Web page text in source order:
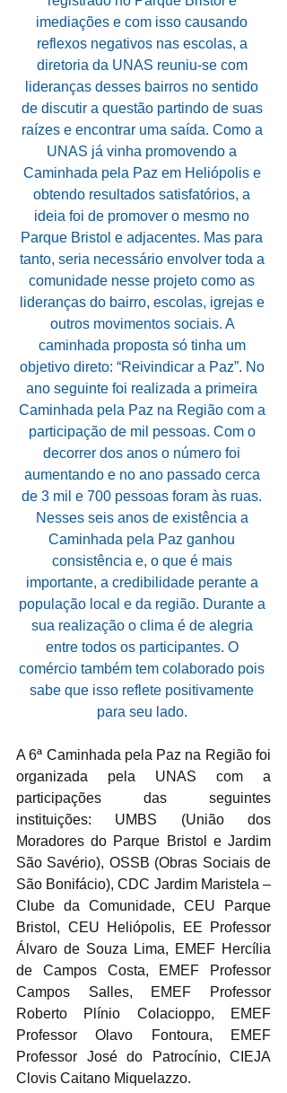
imediações e com isso causando
reflexos negativos nas escolas, a
diretoria da UNAS reuniu-se com
lideranças desses bairros no sentido
de discutir a questão partindo de suas
raízes e encontrar uma saída. Como a
UNAS já vinha promovendo a
Caminhada pela Paz em Heliópolis e
obtendo resultados satisfatórios, a
ideia foi de promover o mesmo no
Parque Bristol e adjacentes. Mas para
tanto, seria necessário envolver toda a
comunidade nesse projeto como as
lideranças do bairro, escolas, igrejas e
outros movimentos sociais. A
caminhada proposta só tinha um
objetivo direto: “Reivindicar a Paz”. No
ano seguinte foi realizada a primeira
Caminhada pela Paz na Região com a
participação de mil pessoas. Com o
decorrer dos anos o número foi
aumentando e no ano passado cerca
de 3 mil e 700 pessoas foram às ruas.
Nesses seis anos de existência a
Caminhada pela Paz ganhou
consistência e, o que é mais
importante, a credibilidade perante a
população local e da região. Durante a
sua realização o clima é de alegria
entre todos os participantes. O
comércio também tem colaborado pois
sabe que isso reflete positivamente
para seu lado.
A 6ª Caminhada pela Paz na Região foi
organizada pela UNAS com a
participações das seguintes
instituições: UMBS (União dos
Moradores do Parque Bristol e Jardim
São Savério), OSSB (Obras Sociais de
São Bonifácio), CDC Jardim Maristela –
Clube da Comunidade, CEU Parque
Bristol, CEU Heliópolis, EE Professor
Álvaro de Souza Lima, EMEF Hercília
de Campos Costa, EMEF Professor
Campos Salles, EMEF Professor
Roberto Plínio Colacioppo, EMEF
Professor Olavo Fontoura, EMEF
Professor José do Patrocínio, CIEJA
Clovis Caitano Miquelazzo.